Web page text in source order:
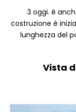
3 oggi. è
costruzione è
lunghezza del
Vista